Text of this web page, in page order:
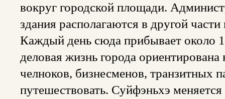
вокруг городской площади.
здания располагаются в другой части
Каждый день сюда прибывает около
деловая жизнь города
челноков, бизнесменов, транзитных
путешествовать. Суйфэньхэ меняется